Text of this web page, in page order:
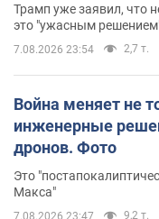
Трамп уже заявил, что
это "ужасным
7.08.2026 23:54 2,7 т.
Война меняет не
инженерные
дронов. Фото
Это
Макса"
7.08.2026 23:47 9,2 т.